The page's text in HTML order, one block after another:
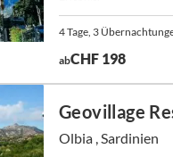
4 Tage, 3
abCHF 198
Geovillage
Olbia , Sardinien